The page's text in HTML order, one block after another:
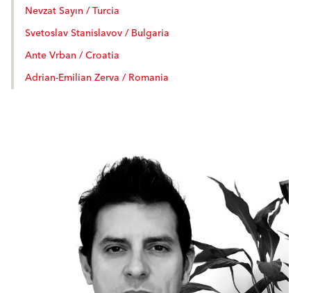
Nevzat Sayın / Turcia
Svetoslav Stanislavov / Bulgaria
Ante Vrban / Croatia
Adrian-Emilian Zerva / Romania